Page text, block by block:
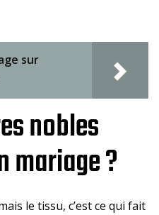
sur
nobles
mariage ?
le tissu, c’est ce qui fait